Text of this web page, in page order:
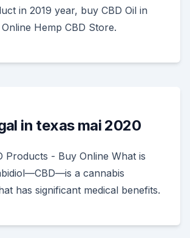
in 2019 year, buy CBD Oil in
Hemp CBD Store.
in texas mai 2020
Products - Buy Online What is
a cannabis
has significant medical benefits.